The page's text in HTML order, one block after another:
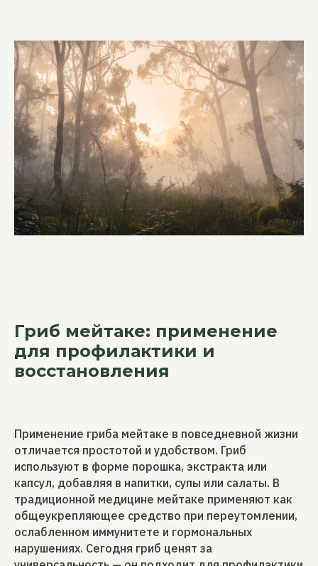
Гриб мейтаке: применение
для профилактики и
восстановления
Применение гриба мейтаке в повседневной жизни
отличается простотой и удобством. Гриб
используют в форме порошка, экстракта или
капсул, добавляя в напитки, супы или салаты. В
традиционной медицине мейтаке применяют как
общеукрепляющее средство при переутомлении,
ослабленном иммунитете и гормональных
нарушениях. Сегодня гриб ценят за